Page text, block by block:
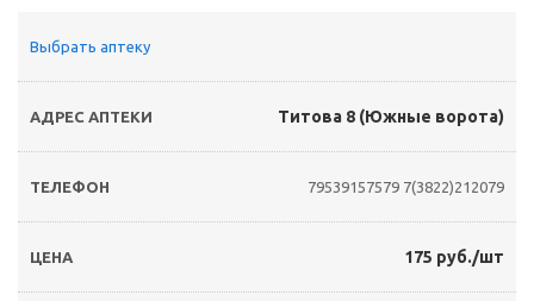
Выбрать аптеку
Титова 8 (Южные ворота)
79539157579 7(3822)212079
175 руб./шт